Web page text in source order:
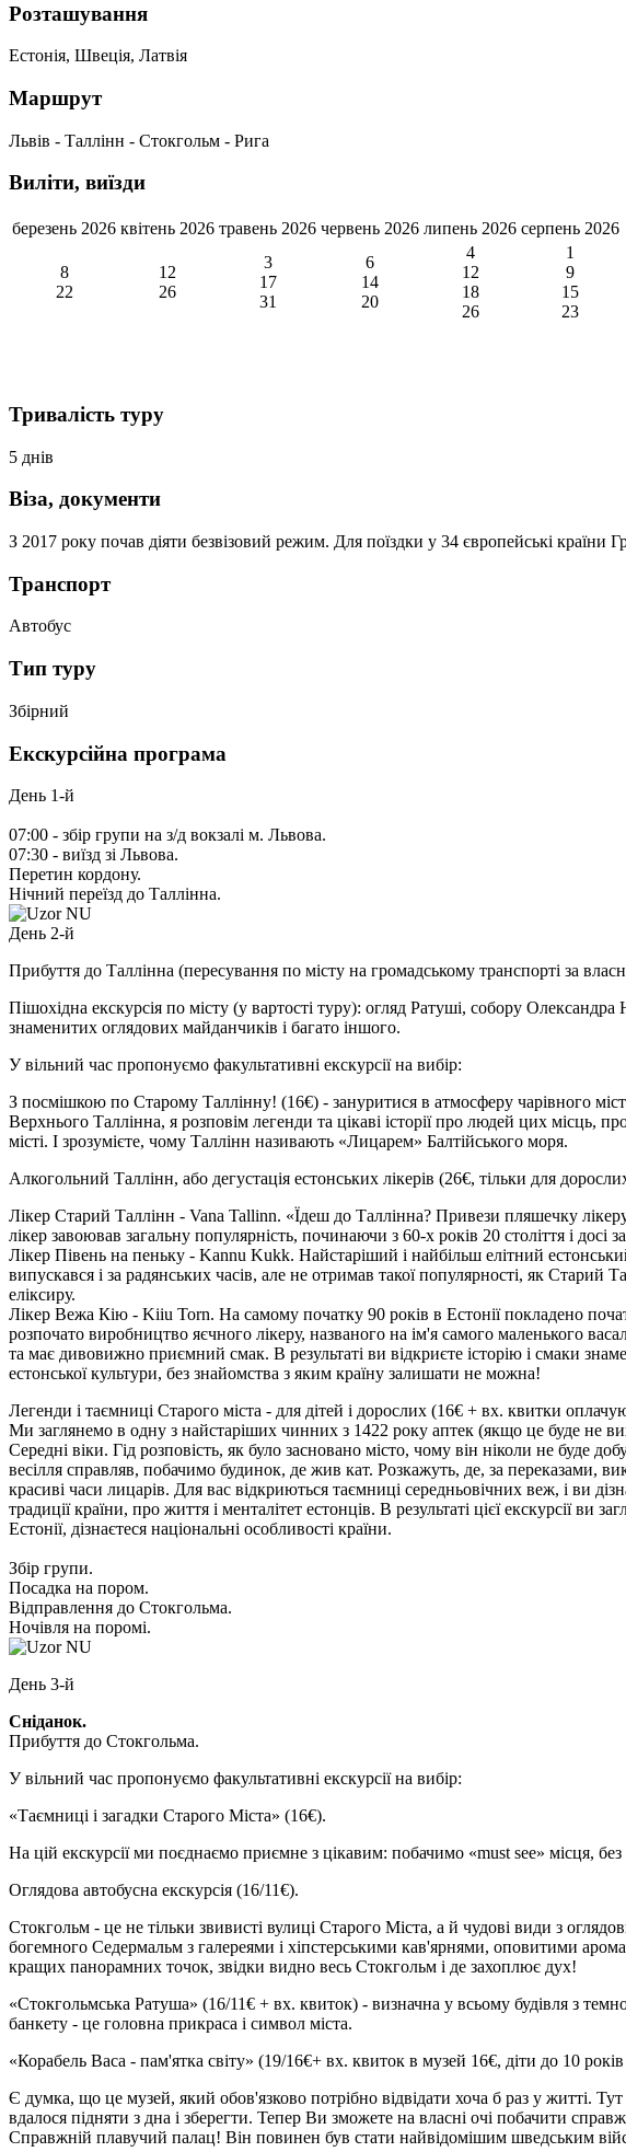
Розташування
Естонія, Швеція, Латвія
Маршрут
Львів - Таллінн - Стокгольм - Рига
Виліти, виїзди
березень 2026 квітень 2026 травень 2026 червень 2026 липень 2026 серпень 2026
8
22
12
26
3
17
31
6
14
20
4
12
18
26
1
9
15
23
Тривалість туру
5 днів
Віза, документи
З 2017 року почав діяти безвізовий режим. Для поїздки у 34 європейські
Транспорт
Автобус
Тип туру
Збірний
Екскурсійна програма
День 1-й
07:00 - збір групи на з/д вокзалі м. Львова.
07:30 - виїзд зі Львова.
Перетин кордону.
Нічний переїзд до Таллінна.
День 2-й
Прибуття до Таллінна (пересування по місту на громадському транспорті за
Пішохідна екскурсія по місту (у вартості туру): огляд Ратуші, собору Олександра
знаменитих оглядових майданчиків і багато іншого.
У вільний час пропонуємо факультативні екскурсії на вибір:
З посмішкою по Старому Таллінну! (16€) - зануритися в атмосферу чарівного
Верхнього Таллінна, я розповім легенди та цікаві історії про людей цих
місті. І зрозумієте, чому Таллінн називають «Лицарем» Балтійського моря.
Алкогольний Таллінн, або дегустація естонських лікерів (26€, тільки для
Лікер Старий Таллінн - Vana Tallinn. «Їдеш до Таллінна? Привези пляшечку
лікер завоював загальну популярність, починаючи з 60-х років 20 століття і
Лікер Півень на пеньку - Kannu Kukk. Найстаріший і найбільш елітний
випускався і за радянських часів, але не отримав такої популярності, як
еліксиру.
Лікер Вежа Кію - Kiiu Torn. На самому початку 90 років в Естонії покладено
розпочато виробництво яєчного лікеру, названого на ім'я самого маленького
та має дивовижно приємний смак. В результаті ви відкриєте історію і смаки
естонської культури, без знайомства з яким країну залишати не можна!
Легенди і таємниці Старого міста - для дітей і дорослих (16€ + вх. квитки
Ми заглянемо в одну з найстаріших чинних з 1422 року аптек (якщо це буде не
Середні віки. Гід розповість, як було засновано місто, чому він ніколи не буде
весілля справляв, побачимо будинок, де жив кат. Розкажуть, де, за переказами,
красиві часи лицарів. Для вас відкриються таємниці середньовічних веж, і ви
традиції країни, про життя і менталітет естонців. В результаті цієї екскурсії
Естонії, дізнаєтеся національні особливості країни.
Збір групи.
Посадка на пором.
Відправлення до Стокгольма.
Ночівля на поромі.
День 3-й
Сніданок.
Прибуття до Стокгольма.
У вільний час пропонуємо факультативні екскурсії на вибір:
«Таємниці і загадки Старого Міста» (16€).
На цій екскурсії ми поєднаємо приємне з цікавим: побачимо «must see» місця,
Оглядова автобусна екскурсія (16/11€).
Стокгольм - це не тільки звивисті вулиці Старого Міста, а й чудові види з
богемного Седермальм з галереями і хіпстерськими кав'ярнями, оповитими
кращих панорамних точок, звідки видно весь Стокгольм і де захоплює дух!
«Стокгольмська Ратуша» (16/11€ + вх. квиток) - визначна у всьому будівля з
банкету - це головна прикраса і символ міста.
«Корабель Васа - пам'ятка світу» (19/16€+ вх. квиток в музей 16€, діти до 10
Є думка, що це музей, який обов'язково потрібно відвідати хоча б раз у житті.
вдалося підняти з дна і зберегти. Тепер Ви зможете на власні очі побачити
Справжній плавучий палац! Він повинен був стати найвідомішим шведським